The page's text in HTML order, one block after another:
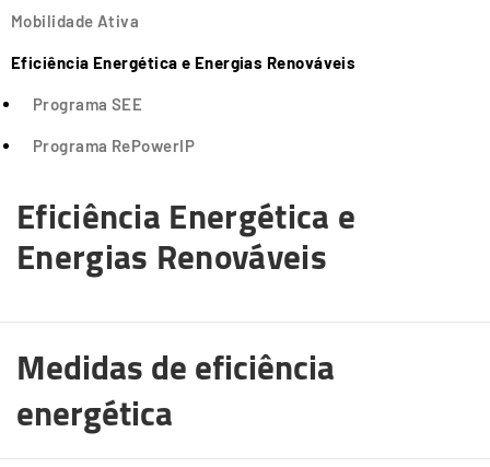
Mobilidade Ativa
Eficiência Energética e Energias Renováveis
Programa SEE
Programa RePowerIP
Eficiência Energética e
Energias Renováveis
Medidas de eficiência
energética